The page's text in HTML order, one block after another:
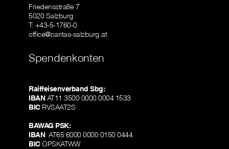
Friedensstraße 7
5020 Salzburg
T: +43-5-1760-0
office@caritas-salzburg.at
Spendenkonten
Raiffeisenverband Sbg:
IBANAT11 3500 0000 0004 1533
BICRVSAAT2S
BAWAG PSK:
IBANAT65 6000 0000 0150 0444
BICOPSKATWW